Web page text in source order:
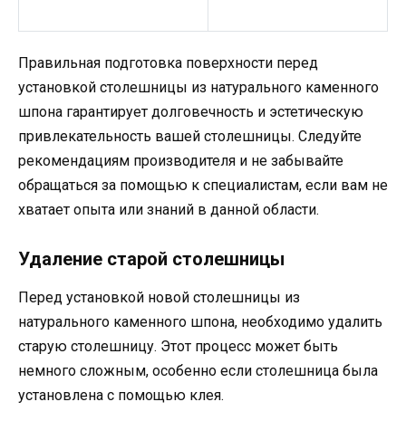
Правильная подготовка поверхности перед
установкой столешницы из натурального каменного
шпона гарантирует долговечность и эстетическую
привлекательность вашей столешницы. Следуйте
рекомендациям производителя и не забывайте
обращаться за помощью к специалистам, если вам не
хватает опыта или знаний в данной области.
Удаление старой столешницы
Перед установкой новой столешницы из
натурального каменного шпона, необходимо удалить
старую столешницу. Этот процесс может быть
немного сложным, особенно если столешница была
установлена с помощью клея.